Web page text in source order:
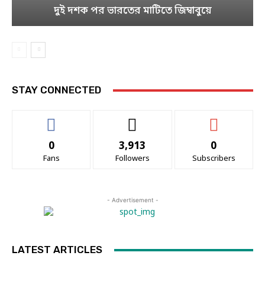
দুই দশক পর ভারতের মাটিতে জিম্বাবুয়ে
STAY CONNECTED
0
Fans
3,913
Followers
0
Subscribers
- Advertisement -
LATEST ARTICLES